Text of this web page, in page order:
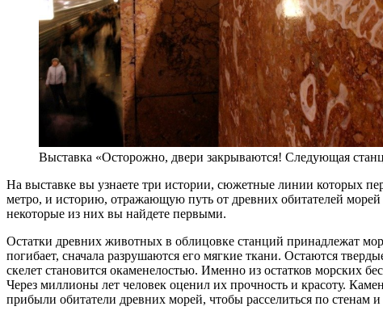
Выставка «Осторожно, двери закрываются! Следующая
На выставке вы узнаете три истории, сюжетные линии которых
метро, и историю, отражающую путь от древних обитателей
некоторые из них вы найдете первыми.
Остатки древних животных в облицовке станций принадлежат
погибает, сначала разрушаются его мягкие ткани. Остаются
скелет становится окаменелостью. Именно из остатков морских
Через миллионы лет человек оценил их прочность и красоту.
прибыли обитатели древних морей, чтобы расселиться по стенам